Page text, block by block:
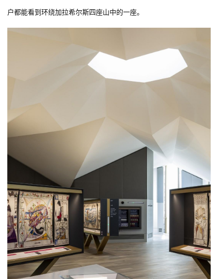
户都能看到环绕加拉希尔斯四座山中的一座。